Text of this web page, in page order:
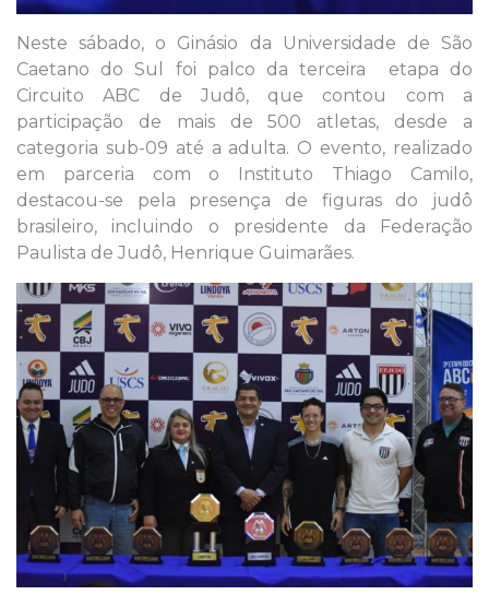
Neste sábado, o Ginásio da Universidade de São
Caetano do Sul foi palco da terceira etapa do
Circuito ABC de Judô, que contou com a
participação de mais de 500 atletas, desde a
categoria sub-09 até a adulta. O evento, realizado
em parceria com o Instituto Thiago Camilo,
destacou-se pela presença de figuras do judô
brasileiro, incluindo o presidente da Federação
Paulista de Judô, Henrique Guimarães.